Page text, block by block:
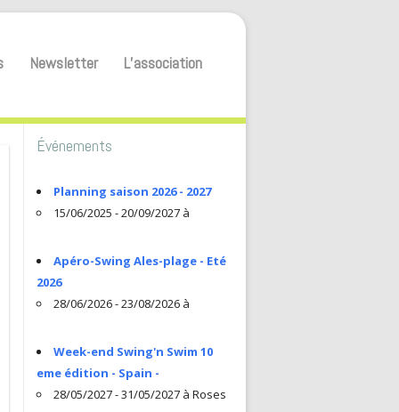
Newsletter L’association
Événements
Planning saison 2026 - 2027
15/06/2025 - 20/09/2027 à
Apéro-Swing Ales-plage - Eté
2026
28/06/2026 - 23/08/2026 à
Week-end Swing'n Swim 10
eme édition - Spain -
28/05/2027 - 31/05/2027 à Roses